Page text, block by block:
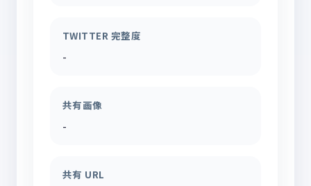
TWITTER 完整度
-
共有画像
-
共有 URL